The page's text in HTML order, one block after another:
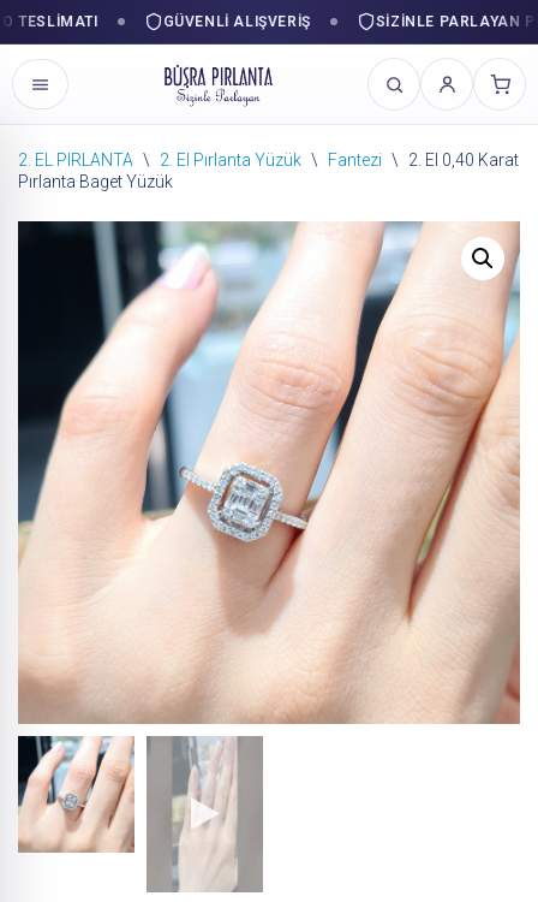
GÜVENLI ALIŞVERIŞ SIZINLE PARLAYAN
İçeriğe
2. EL PIRLANTA \ 2. El Pırlanta Yüzük \ Fantezi \
2. El 0,40 Karat
Pırlanta Baget Yüzük